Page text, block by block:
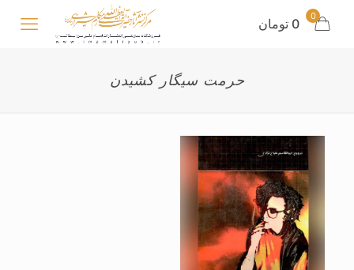
0 0 تومان
حرمت سیگار کشیدن